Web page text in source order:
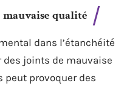
qualité
dans l’étanchéité
joints de mauvaise
provoquer des